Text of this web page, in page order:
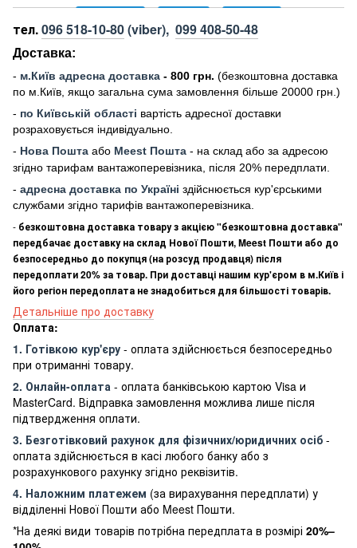
тел.096 518-10-80(viber), 099 408-50-48
Доставка:
- м.Київ адресна доставка - 800 грн. (безкоштовна доставка
по м.Київ, якщо загальна сума замовлення більше 20000 грн .)
- по Київській області вартість адресної доставки
розраховується індивідуально.
- Нова Пошта або Meest Пошта - на склад або за адресою
згідно тарифам вантажоперевізника, після 20% передплати.
- адресна доставка по Україні здійснюється кур'єрськими
службами згідно тарифів вантажоперевізника.
- безкоштовна доставка товару з акцією "безкоштовна доставка"
передбачає доставку на склад Нової Пошти, Meest Пошти або до
безпосередньо до покупця (на розсуд продавця) після
передоплати 20% за товар. При доставці нашим кур'єром в м.Київ і
його регіон передоплата не знадобиться для більшості товарів.
Детальніше про доставку
Оплата:
1. Готівкою кур'єру - оплата здійснюється безпосередньо
при отриманні товару.
2. Онлайн-оплата - оплата банківською картою Visa и
MasterCard. Відправка замовлення можлива лише після
підтвердження оплати.
3. Безготівковий рахунок для фізичних/юридичних осіб -
оплата здійснюється в касі любого банку або з
розрахункового рахунку згідно реквізитів.
4. Наложним платежем (за вирахування передплати) у
відділенні Нової Пошти або Meest Пошти.
*На деякі види товарів потрібна передплата в розмірі 20%–